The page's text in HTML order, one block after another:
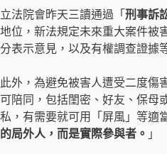
立法院會昨天三讀通過「 刑事訴
地位，新法規定未來重大案件被
分表示意見，以及有權調查證據
此外，為避免被害人遭受二度傷
可陪同，包括閨密、好友、保母
私，有需要就可用「屏風」等適
的局外人，而是實際參與者。 」